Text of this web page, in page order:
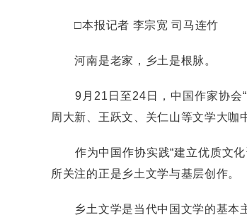
□本报记者 李宗宽 司马连竹
河南是老家，乡土是根脉。
9月21日至24日，中国作家协会“
周大新、王跃文、关仁山等文学大咖
作为中国作协实践“建立优质文化
所关注的正是乡土文学与基层创作。
乡土文学是当代中国文学的基本主